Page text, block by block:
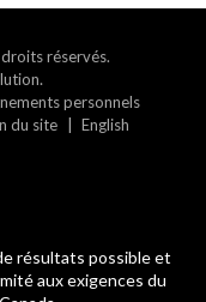
réservés.
.
personnels
du site English
résultats possible et
aux exigences du